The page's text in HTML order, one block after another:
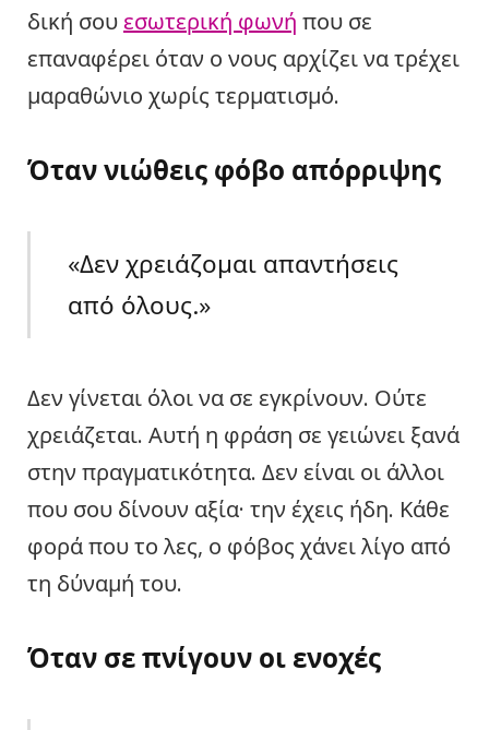
δική σου εσωτερική φωνή που σε
επαναφέρει όταν ο νους αρχίζει να τρέχει
μαραθώνιο χωρίς τερματισμό.
Όταν νιώθεις φόβο απόρριψης
«Δεν χρειάζομαι απαντήσεις
από όλους.»
Δεν γίνεται όλοι να σε εγκρίνουν. Ούτε
χρειάζεται. Αυτή η φράση σε γειώνει ξανά
στην πραγματικότητα. Δεν είναι οι άλλοι
που σου δίνουν αξία· την έχεις ήδη. Κάθε
φορά που το λες, ο φόβος χάνει λίγο από
τη δύναμή του.
Όταν σε πνίγουν οι ενοχές